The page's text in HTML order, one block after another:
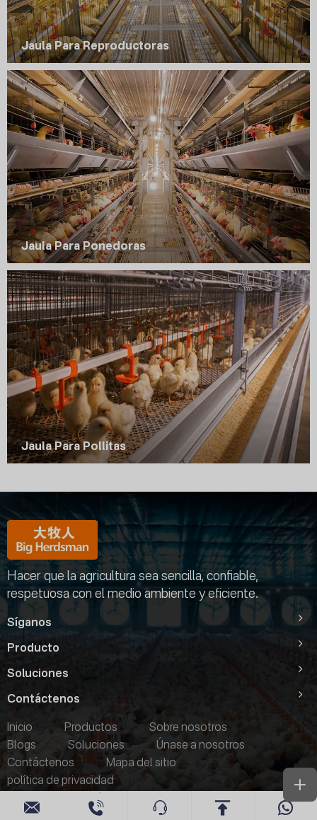
Jaula Para Reproductoras
Jaula Para Ponedoras
Jaula Para Pollitas
Hacer que la agricultura sea sencilla, confiable,
respetuosa con el medio ambiente y eficiente.
Síganos
Producto
Soluciones
Contáctenos
Inicio
Productos
Sobre nosotros
Blogs
Soluciones
Únase a nosotros
Contáctenos
Mapa del sitio
política de privacidad